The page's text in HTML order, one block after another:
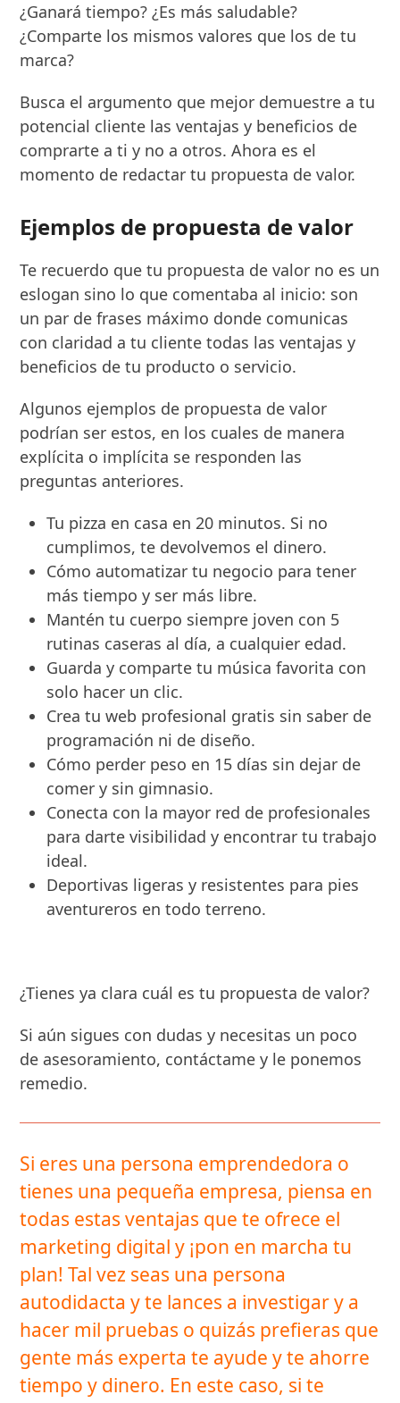
¿Ganará tiempo? ¿Es más saludable?
¿Comparte los mismos valores que los de tu
marca?
Busca el argumento que mejor demuestre a tu
potencial cliente las ventajas y beneficios de
comprarte a ti y no a otros. Ahora es el
momento de redactar tu propuesta de valor.
Ejemplos de propuesta de valor
Te recuerdo que tu propuesta de valor no es un
eslogan sino lo que comentaba al inicio: son
un par de frases máximo donde comunicas
con claridad a tu cliente todas las ventajas y
beneficios de tu producto o servicio.
Algunos ejemplos de propuesta de valor
podrían ser estos, en los cuales de manera
explícita o implícita se responden las
preguntas anteriores.
Tu pizza en casa en 20 minutos. Si no
cumplimos, te devolvemos el dinero.
Cómo automatizar tu negocio para tener
más tiempo y ser más libre.
Mantén tu cuerpo siempre joven con 5
rutinas caseras al día, a cualquier edad.
Guarda y comparte tu música favorita con
solo hacer un clic.
Crea tu web profesional gratis sin saber de
programación ni de diseño.
Cómo perder peso en 15 días sin dejar de
comer y sin gimnasio.
Conecta con la mayor red de profesionales
para darte visibilidad y encontrar tu trabajo
ideal.
Deportivas ligeras y resistentes para pies
aventureros en todo terreno.
¿Tienes ya clara cuál es tu propuesta de valor?
Si aún sigues con dudas y necesitas un poco
de asesoramiento, contáctame y le ponemos
remedio.
Si eres una persona emprendedora o
tienes una pequeña empresa, piensa en
todas estas ventajas que te ofrece el
marketing digital y ¡pon en marcha tu
plan! Tal vez seas una persona
autodidacta y te lances a investigar y a
hacer mil pruebas o quizás prefieras que
gente más experta te ayude y te ahorre
tiempo y dinero. En este caso, si te